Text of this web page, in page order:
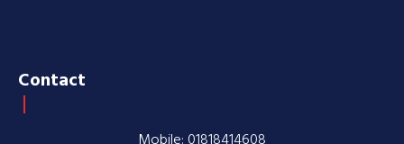
Contact
Mobile: 01818414608